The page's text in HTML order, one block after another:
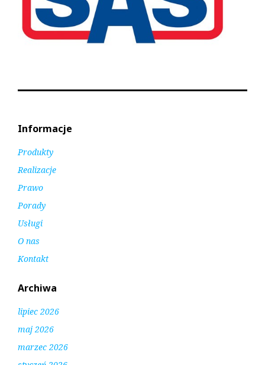
Informacje
Produkty
Realizacje
Prawo
Porady
Usługi
O nas
Kontakt
Archiwa
lipiec 2026
maj 2026
marzec 2026